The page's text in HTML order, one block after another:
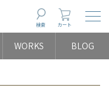
検索 カート
WORKS BLOG